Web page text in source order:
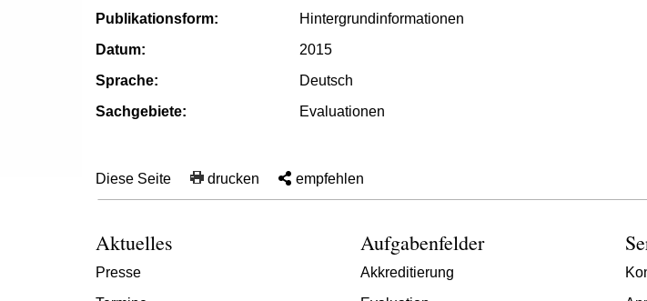
Publikationsform:
Hintergrundinformationen
Datum:
2015
Sprache:
Deutsch
Sachgebiete:
Evaluationen
Diese Seite drucken empfehlen
Aktuelles
Presse
Aufgabenfelder
Akkreditierung